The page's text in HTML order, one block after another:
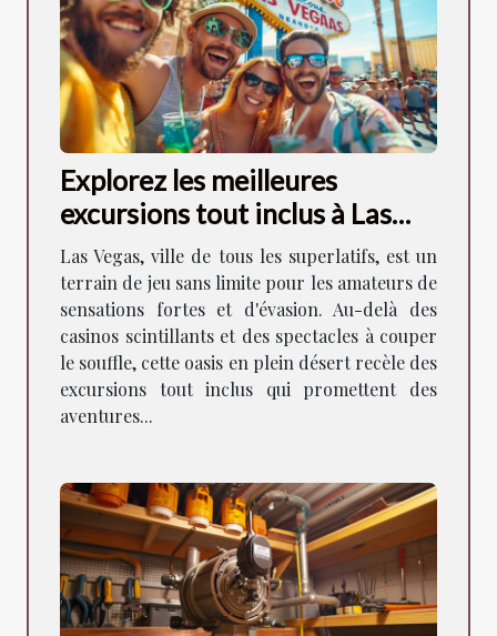
Explorez les meilleures
excursions tout inclus à Las
Vegas
Las Vegas, ville de tous les superlatifs, est un
terrain de jeu sans limite pour les amateurs de
sensations fortes et d'évasion. Au-delà des
casinos scintillants et des spectacles à couper
le souffle, cette oasis en plein désert recèle des
excursions tout inclus qui promettent des
aventures...